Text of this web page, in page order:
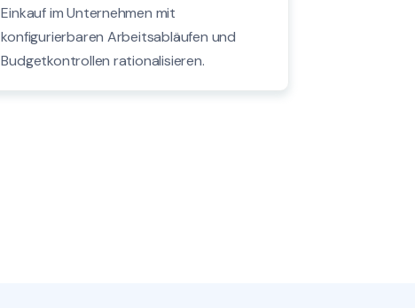
Einkauf im Unternehmen mit
konfigurierbaren Arbeitsabläufen und
Budgetkontrollen rationalisieren.